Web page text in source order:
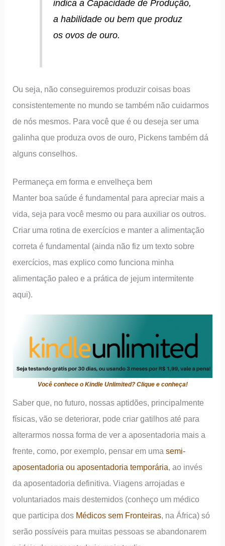
indica a Capacidade de Produção,
a habilidade ou bem que produz
os ovos de ouro.
Ou seja, não conseguiremos produzir coisas boas
consistentemente no mundo se também não cuidarmos
de nós mesmos. Para você que é ou deseja ser uma
galinha que produza ovos de ouro, Pickens também dá
alguns conselhos.
Permaneça em forma e envelheça bem
Manter boa saúde é fundamental para apreciar mais a
vida, seja para você mesmo ou para auxiliar os outros.
Criar uma rotina de exercícios e manter a alimentação
correta é fundamental (ainda não fiz um texto sobre
exercícios, mas explico como funciona minha
alimentação paleo e a prática de jejum intermitente
aqui).
Você conhece o Kindle Unlimited? Clique e conheça!
Saber que, no futuro, nossas aptidões, principalmente
físicas, vão se deteriorar, pode criar gatilhos até para
alterarmos nossa forma de ver a aposentadoria mais a
frente, como, por exemplo, pensar em umasemi-
aposentadoria ou aposentadoria temporária, ao invés
da aposentadoria definitiva. Viagens arrojadas e
voluntariados mais destemidos (conheço um médico
que participa dos Médicos sem Fronteiras, na África) só
serão possíveis para muitas pessoas se abandonarem